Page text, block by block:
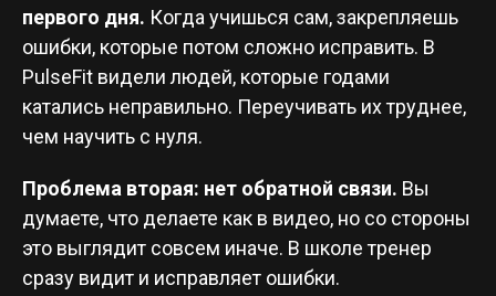
первого дня. Когда учишься сам, закрепляешь
ошибки, которые потом сложно исправить. В
PulseFit видели людей, которые годами
катались неправильно. Переучивать их труднее,
чем научить с нуля.
Проблема вторая: нет обратной связи. Вы
думаете, что делаете как в видео, но со стороны
это выглядит совсем иначе. В школе тренер
сразу видит и исправляет ошибки.